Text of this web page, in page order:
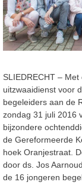
SLIEDRECHT –
uitzwaaidienst voor
begeleiders aan de
zondag 31 juli 2016
bijzondere
de Gereformeerde
hoek Oranjestraat.
door ds. Jos
de 16 jongeren